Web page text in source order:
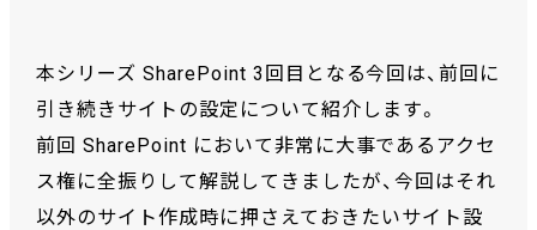
本シリーズ SharePoint 3回目となる今回は、前回に
引き続きサイトの設定について紹介します。
前回 SharePoint において非常に大事であるアクセ
ス権に全振りして解説してきましたが、今回はそれ
以外のサイト作成時に押さえておきたいサイト設